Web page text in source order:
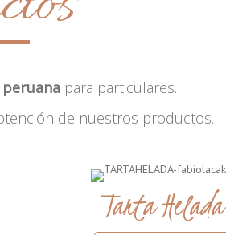
para particulares.
de nuestros productos.
Tarta Helada